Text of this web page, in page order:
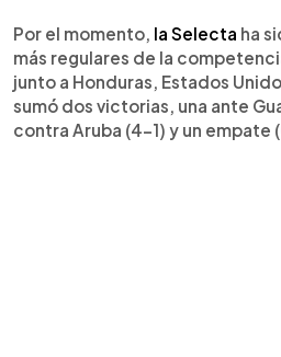
Por el momento, la Selecta ha
más regulares de la
junto a Honduras, Estados
sumó dos victorias, una ante
contra Aruba (4-1) y un empate